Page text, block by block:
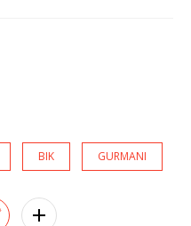
BIK GURMANI